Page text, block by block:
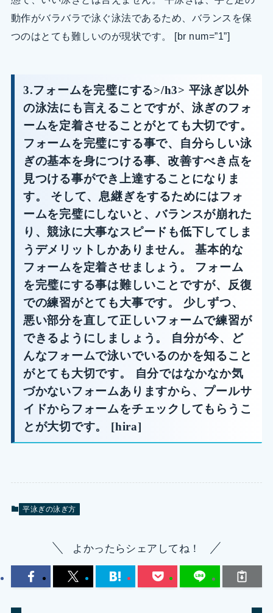
動作がバラバラで泳ぐ泳法であるため、バランスを保
つのはとても難しいのが現状です。 [br num=”1”]
3.フォームを完璧にする>/h3> 平泳ぎ以外
の泳法にも言えることですが、泳ぎのフォ
ームを定着させることがとても大切です。
フォームを完璧にする事で、自分らしい泳
ぎの基本を身につける事、改善すべき点を
見つける事ができ上達することになりま
す。 そして、息継ぎをするためにはフォ
ームを完璧にしないと、バランスが崩れた
り、競泳に大事なスピードも低下してしま
うデメリットしかありません。 基本的な
フォームを定着させましょう。 フォーム
を完璧にする事は難しいことですが、反復
での練習がとても大事です。 少しずつ、
悪い部分を直して正しいフォームで練習が
できるようにしましょう。 自分が今、ど
んなフォームで泳いでいるのかを知ること
がとても大切です。 自分ではなかなか気
づかないフォームありますから、プールサ
イドからフォームをチェックしてもらうこ
とが大切です。 [hira]
平泳ぎの泳ぎ方
よかったらシェアしてね！